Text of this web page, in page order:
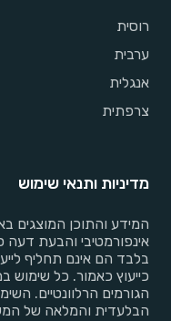
רוסית
ערבית
אנגלית
צרפתית
מדיניות ותנאי שימוש
המידע והתוכן המוצגים
אינפורמטיבי והבעת דעה
בלבד הם אינם תחליף
כייעוץ כאמור. כל שימוש
הגורמים הרלוונטיים.
הבלעדית והמלאה של